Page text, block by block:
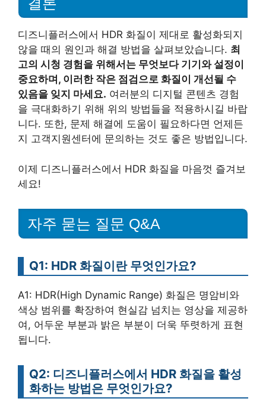
디즈니플러스에서 HDR 화질이 제대로 활성화되지
않을 때의 원인과 해결 방법을 살펴보았습니다. 최
고의 시청 경험을 위해서는 무엇보다 기기와 설정이
중요하며, 이러한 작은 점검으로 화질이 개선될 수
있음을 잊지 마세요. 여러분의 디지털 콘텐츠 경험
을 극대화하기 위해 위의 방법들을 적용하시길 바랍
니다. 또한, 문제 해결에 도움이 필요하다면 언제든
지 고객지원센터에 문의하는 것도 좋은 방법입니다.
이제 디즈니플러스에서 HDR 화질을 마음껏 즐겨보
세요!
자주 묻는 질문 Q&A
Q1: HDR 화질이란 무엇인가요?
A1: HDR(High Dynamic Range) 화질은 명암비와
색상 범위를 확장하여 현실감 넘치는 영상을 제공하
여, 어두운 부분과 밝은 부분이 더욱 뚜렷하게 표현
됩니다.
Q2: 디즈니플러스에서 HDR 화질을 활성
화하는 방법은 무엇인가요?